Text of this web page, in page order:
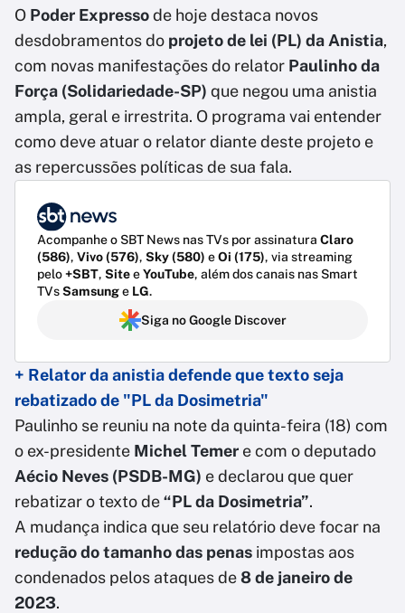
O Poder Expressode hoje destaca novos
desdobramentos do projeto de lei (PL) da Anistia,
com novas manifestações do relator Paulinho da
Força (Solidariedade-SP) que negou uma anistia
ampla, geral e irrestrita. O programa vai entender
como deve atuar o relator diante deste projeto e
as repercussões políticas de sua fala.
Acompanhe o SBT News nas TVs por assinatura Claro
(586), Vivo (576), Sky (580) eOi (175), via streaming
pelo+SBT, SiteeYouTube, além dos canais nas Smart
TVsSamsunge LG.
Siga no Google Discover
+ Relator da anistia defende que texto seja
rebatizado de "PL da Dosimetria"
Paulinho se reuniu na note da quinta-feira (18) com
o ex-presidente Michel Temer e com o deputado
Aécio Neves (PSDB-MG) e declarou que quer
rebatizar o texto de“PL da Dosimetria”.
A mudança indica que seu relatório deve focar na
redução do tamanho das penas impostas aos
condenados pelos ataques de8 de janeiro de
2023.